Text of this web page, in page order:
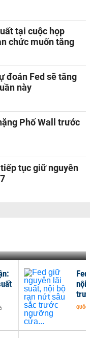
tại cuộc họp
chức muốn tăng
đoán Fed sẽ tăng
này
Phố Wall trước
tục giữ nguyên
nội
QUỐC